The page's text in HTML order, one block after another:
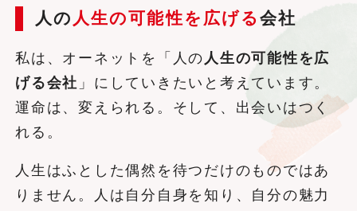
人の 人生の可能性を広げる会社
私は、オーネットを「人の 人生の可能性を広
げる会社 」にしていきたいと考えています。
運命は、変えられる。そして、出会いはつく
れる。
人生はふとした偶然を待つだけのものではあ
りません。人は自分自身を知り、自分の魅力